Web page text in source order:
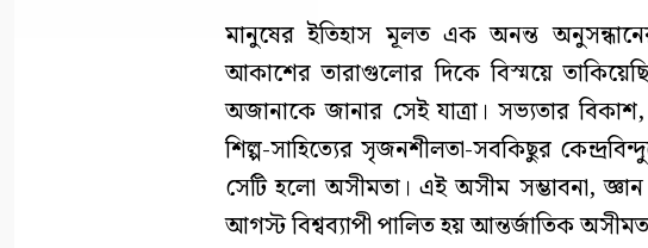
মানুষের ইতিহাস মূলত এক অনন্ত
আকাশের তারাগুলোর দিকে বিস্ময়ে
অজানাকে জানার সেই যাত্রা। সভ্যতার বিকাশ,
শিল্প-সাহিত্যের সৃজনশীলতা-সবকিছুর
সেটি হলো অসীমতা। এই অসীম সম্ভাবনা,
আগস্ট বিশ্বব্যাপী পালিত হয় আন্তর্জাতিক